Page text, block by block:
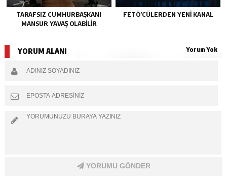
TARAFSIZ CUMHURBAŞKANI
MANSUR YAVAŞ OLABİLİR
FETÖ’CÜLERDEN YENI KANAL
YORUM ALANI Yorum Yok
YORUMU GÖNDER